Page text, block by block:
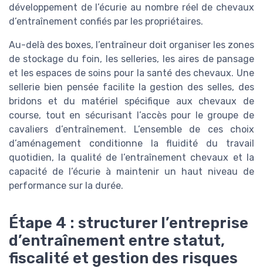
développement de l’écurie au nombre réel de chevaux
d’entraînement confiés par les propriétaires.
Au-delà des boxes, l’entraîneur doit organiser les zones
de stockage du foin, les selleries, les aires de pansage
et les espaces de soins pour la santé des chevaux. Une
sellerie bien pensée facilite la gestion des selles, des
bridons et du matériel spécifique aux chevaux de
course, tout en sécurisant l’accès pour le groupe de
cavaliers d’entraînement. L’ensemble de ces choix
d’aménagement conditionne la fluidité du travail
quotidien, la qualité de l’entraînement chevaux et la
capacité de l’écurie à maintenir un haut niveau de
performance sur la durée.
Étape 4 : structurer l’entreprise
d’entraînement entre statut,
fiscalité et gestion des risques